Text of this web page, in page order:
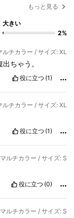
もっと見る
大きい
2%
ルチカラー / サイズ: XL
ちゃう。
役に立つ (1)
ルチカラー / サイズ: XL
役に立つ (1)
ルチカラー / サイズ: S
役に立つ (0)
ルチカラー / サイズ: S